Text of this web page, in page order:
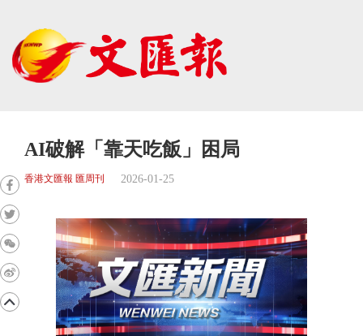
AI破解「靠天吃飯」困局
香港文匯報 匯周刊 2026-01-25